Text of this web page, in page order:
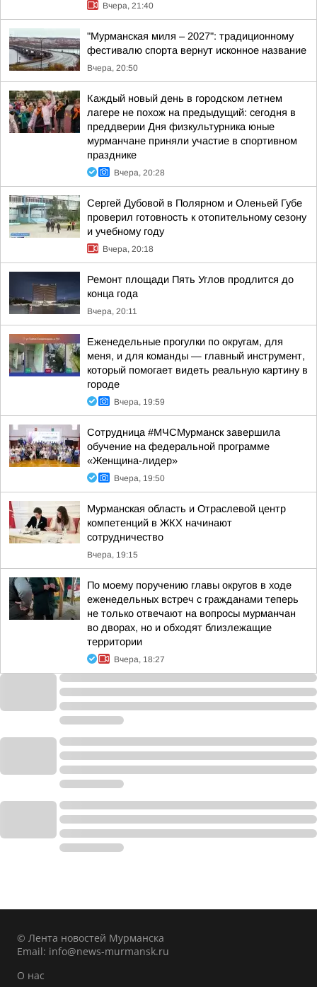
Вчера, 21:40
"Мурманская миля – 2027": традиционному
фестивалю спорта вернут исконное название
Вчера, 20:50
Каждый новый день в городском летнем
лагере не похож на предыдущий: сегодня в
преддверии Дня физкультурника юные
мурманчане приняли участие в спортивном
празднике
Вчера, 20:28
Сергей Дубовой в Полярном и Оленьей Губе
проверил готовность к отопительному сезону
и учебному году
Вчера, 20:18
Ремонт площади Пять Углов продлится до
конца года
Вчера, 20:11
Еженедельные прогулки по округам, для
меня, и для команды — главный инструмент,
который помогает видеть реальную картину в
городе
Вчера, 19:59
Сотрудница #МЧСМурманск завершила
обучение на федеральной программе
«Женщина-лидер»
Вчера, 19:50
Мурманская область и Отраслевой центр
компетенций в ЖКХ начинают
сотрудничество
Вчера, 19:15
По моему поручению главы округов в ходе
еженедельных встреч с гражданами теперь
не только отвечают на вопросы мурманчан
во дворах, но и обходят близлежащие
территории
Вчера, 18:27
© Лента новостей Мурманска
Email: info@news-murmansk.ru
О нас